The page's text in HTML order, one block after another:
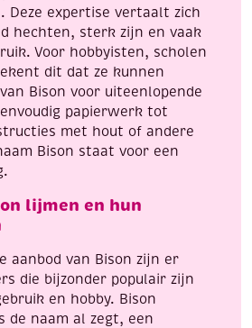
Deze expertise vertaalt zich
hechten, sterk zijn en vaak
Voor hobbyisten, scholen
dit dat ze kunnen
Bison voor uiteenlopende
papierwerk tot
met hout of andere
Bison staat voor een
lijmen en hun
aanbod van Bison zijn er
die bijzonder populair zijn
en hobby. Bison
de naam al zegt, een